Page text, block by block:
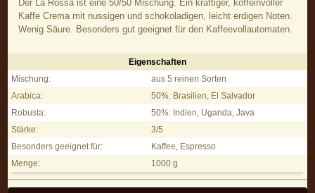
Der La Rossa ist eine 50/50 Mischung. Ein kräftiger, koffeinvoller
Kaffe Crema mit nussigen und schokoladigen, leicht erdigen Noten.
Wenig Säure. Besonders gut geeignet für den Kaffeevollautomaten.
La Rossa - Eigenschaften
Eigenschaften
Mischung:
aus 5 reinen Sorten
Arabica:
50%: Brasilien, El Salvador
Robusta:
50%: Indien, Uganda, Java
Stärke:
3/5
Besonders geeignet für:
Kaffee, Espresso
Menge:
1000 g